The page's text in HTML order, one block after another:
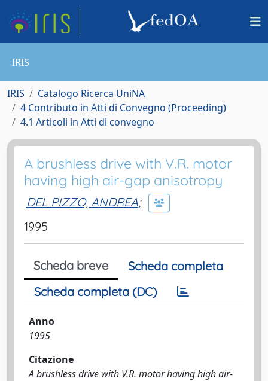
IRIS
IRIS
Catalogo Ricerca UniNA
4 Contributo in Atti di Convegno (Proceeding)
4.1 Articoli in Atti di convegno
A brushless drive with V.R. motor
having high air-gap anisotropy
DEL PIZZO, ANDREA;
1995
Scheda breve
Scheda completa
Scheda completa (DC)
Anno
1995
Citazione
A brushless drive with V.R. motor having high air-